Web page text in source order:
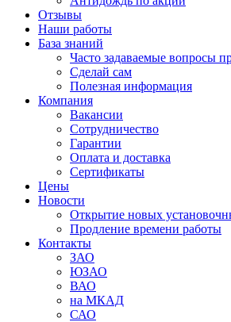
Отзывы
Наши работы
База знаний
Часто задаваемые вопросы
Сделай сам
Полезная информация
Компания
Вакансии
Сотрудничество
Гарантии
Оплата и доставка
Сертификаты
Цены
Новости
Открытие новых
Продление времени работы
Контакты
ЗАО
ЮЗАО
ВАО
на МКАД
САО